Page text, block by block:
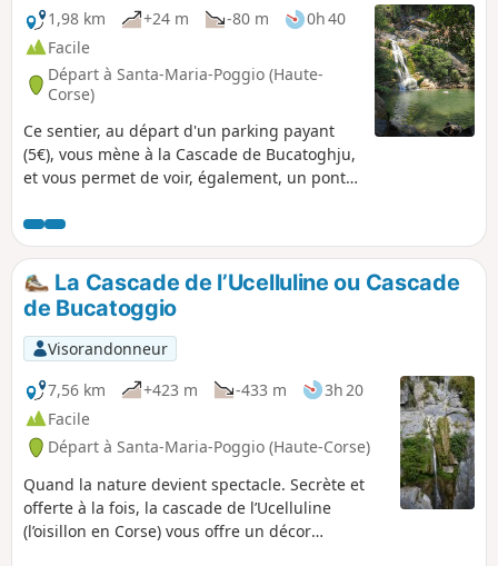
1,98 km
+24 m -80 m
0h 40
Facile
Départ à Santa-Maria-Poggio (Haute-
Corse)
Ce sentier, au départ d'un parking payant
(5€), vous mène à la Cascade de Bucatoghju,
et vous permet de voir, également, un pont
avec, toutefois, plusieurs traversées de
cours d'eau (aménagées).
La Cascade de l’Ucelluline ou Cascade
de Bucatoggio
Visorandonneur
7,56 km
+423 m -433 m
3h 20
Facile
Départ à Santa-Maria-Poggio (Haute-Corse)
Quand la nature devient spectacle. Secrète et
offerte à la fois, la cascade de l’Ucelluline
(l’oisillon en Corse) vous offre un décor